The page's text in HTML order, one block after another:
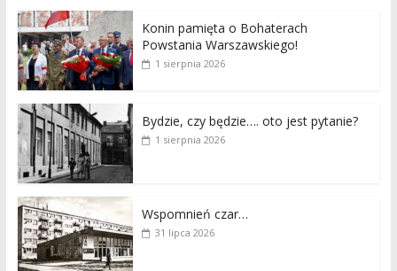
Konin pamięta o Bohaterach
Powstania Warszawskiego!
1 sierpnia 2026
Bydzie, czy będzie…. oto jest pytanie?
1 sierpnia 2026
Wspomnień czar…
31 lipca 2026